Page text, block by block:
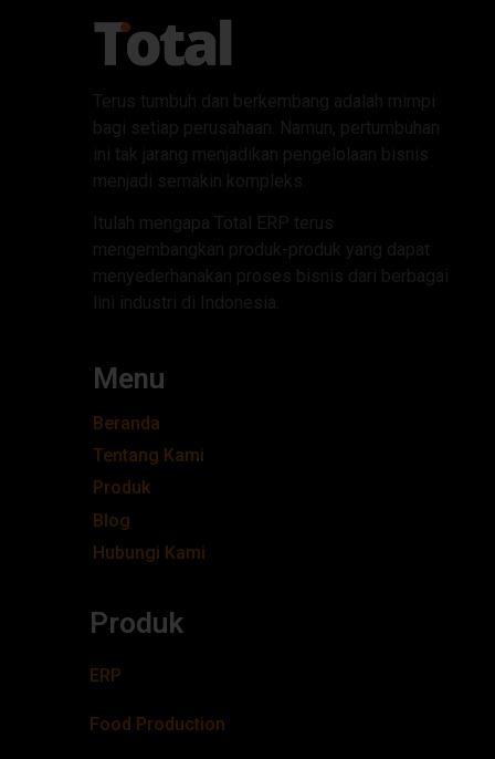
Terus tumbuh dan berkembang adalah mimpi
bagi setiap perusahaan. Namun, pertumbuhan
ini tak jarang menjadikan pengelolaan bisnis
menjadi semakin kompleks.
Itulah mengapa Total ERP terus
mengembangkan produk-produk yang dapat
menyederhanakan proses bisnis dari berbagai
lini industri di Indonesia.
Menu
Beranda
Tentang Kami
Produk
Blog
Hubungi Kami
Produk
ERP
Food Production